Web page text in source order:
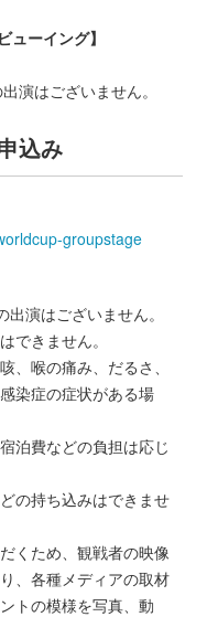
ューイング】
演はございません。
込み
groupstage
演はございません。
できません。
、喉の痛み、だるさ、
染症の症状がある場
泊費などの負担は応じ
の持ち込みはできませ
くため、観戦者の映像
、各種メディアの取材
トの模様を写真、動